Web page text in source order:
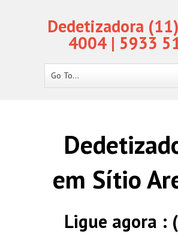
Dedetizadora
4004 | 5933
Go To...
em Sítio
Ligue agora :